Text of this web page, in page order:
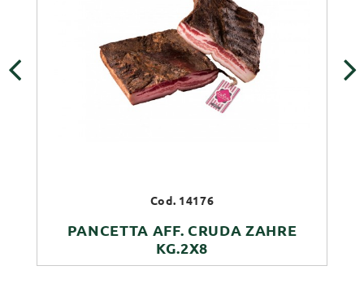
Cod. 14176
PANCETTA AFF. CRUDA ZAHRE
KG.2X8